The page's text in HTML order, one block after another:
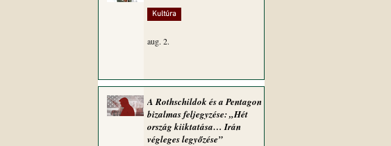
Kultúra
aug. 2.
A Rothschildok és a Pentagon
bizalmas feljegyzése: „Hét
ország kiiktatása… Irán
végleges legyőzése”